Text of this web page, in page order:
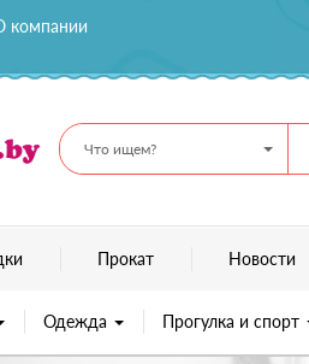
компании
Что ищем?
Прокат Новости
Одежда Прогулка и спорт